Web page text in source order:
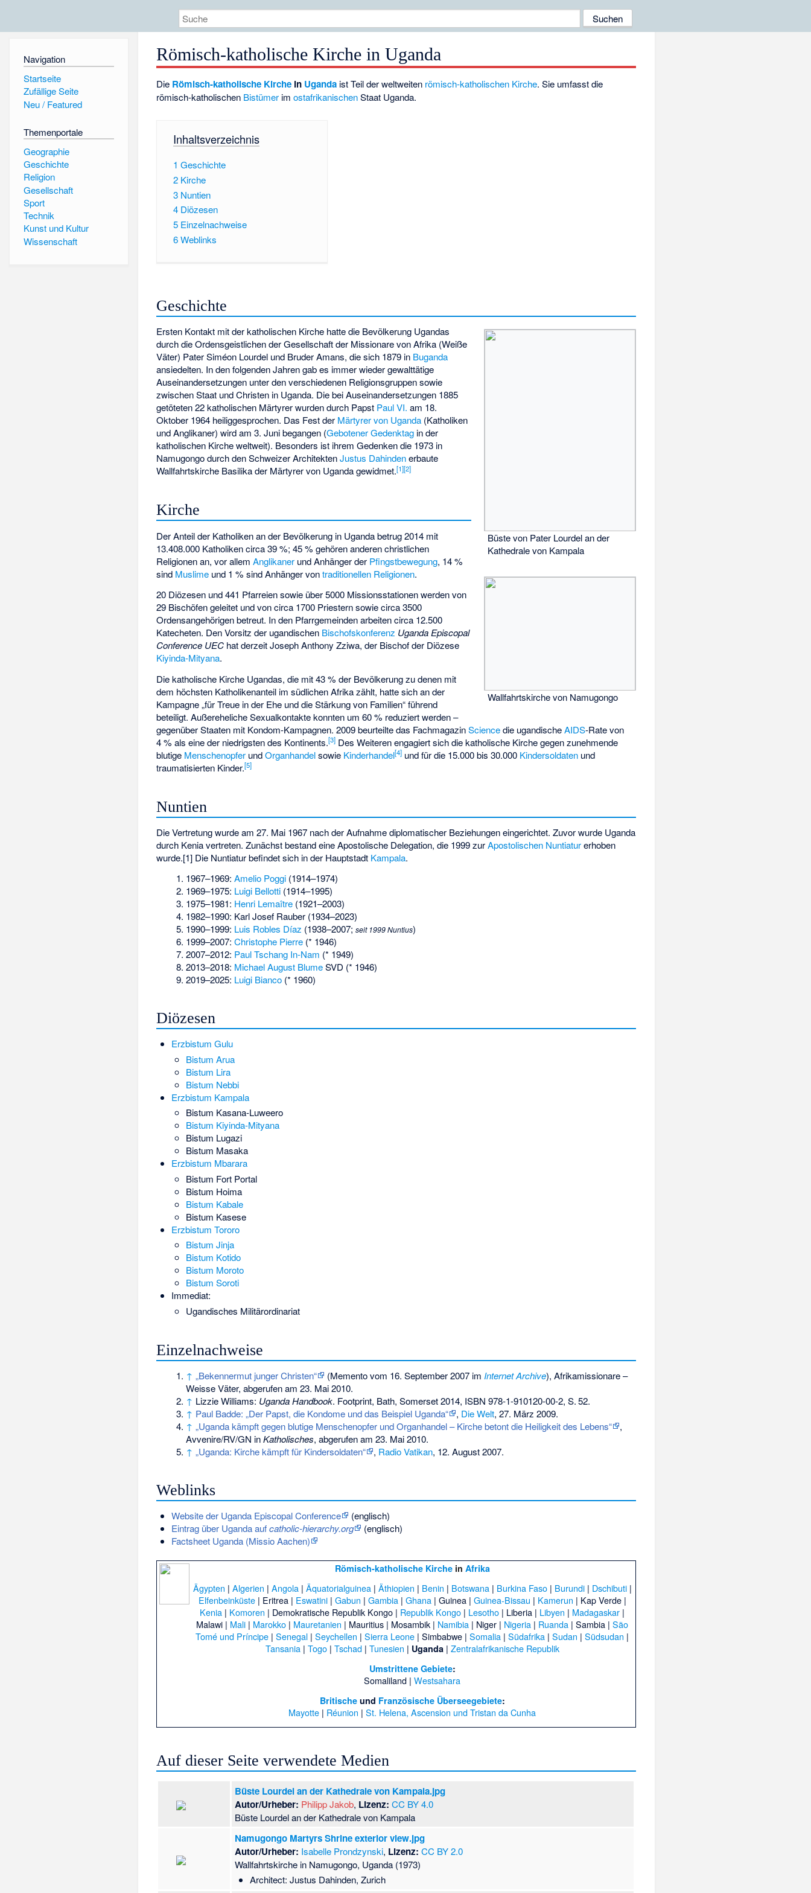
Navigation
Startseite
Zufällige Seite
Neu / Featured
Themenportale
Geographie
Geschichte
Religion
Gesellschaft
Sport
Technik
Kunst und Kultur
Wissenschaft
Römisch-katholische Kirche in Uganda
Die Römisch-katholische Kirche in Uganda ist Teil der weltweiten römisch-katholischen Kirche. Sie umfasst die
römisch-katholischen Bistümer imostafrikanischenStaat Uganda.
Inhaltsverzeichnis
1 Geschichte
2 Kirche
3 Nuntien
4 Diözesen
5 Einzelnachweise
6Weblinks
Geschichte
Büste von Pater Lourdel an der
Kathedrale von Kampala
Wallfahrtskirche von Namugongo
Ersten Kontakt mit der katholischen Kirche hatte die Bevölkerung Ugandas
durch die Ordensgeistlichen derGesellschaft der Missionare von Afrika (Weiße
Väter) Pater Siméon Lourdel und Bruder Amans, die sich 1879 in Buganda
ansiedelten. In den folgenden Jahren gab es immer wieder gewalttätige
Auseinandersetzungen unter den verschiedenen Religionsgruppen sowie
zwischen Staat und Christen in Uganda. Die bei Auseinandersetzungen 1885
getöteten 22 katholischen Märtyrer wurden durch Papst Paul VI. am 18.
Oktober 1964 heiliggesprochen. Das Fest der Märtyrer von Uganda (Katholiken
und Anglikaner) wird am 3. Juni begangen (Gebotener Gedenktag in der
katholischen Kirche weltweit). Besonders ist ihrem Gedenken die 1973 in
Namugongodurch den Schweizer ArchitektenJustus Dahindenerbaute
Wallfahrtskirche Basilika der Märtyrer von Ugandagewidmet.[1][2]
Kirche
Der Anteil der Katholiken an der Bevölkerung in Uganda betrug 2014 mit
13.408.000 Katholiken circa 39 %; 45 % gehören anderen christlichen
Religionen an, vor allemAnglikaner und Anhänger der Pfingstbewegung, 14 %
sind Muslime und 1 % sind Anhänger vontraditionellen Religionen.
20 Diözesen und 441 Pfarreien sowie über 5000 Missionsstationen werden von
29 Bischöfen geleitet und von circa 1700 Priestern sowie circa 3500
Ordensangehörigen betreut. In den Pfarrgemeinden arbeiten circa 12.500
Katecheten. Den Vorsitz der ugandischen Bischofskonferenz Uganda Episcopal
Conference UEC hat derzeitJoseph Anthony Zziwa, der Bischof der Diözese
Kiyinda-Mityana.
Die katholische Kirche Ugandas, die mit 43 % der Bevölkerung zu denen mit
dem höchsten Katholikenanteil im südlichen Afrika zählt, hatte sich an der
Kampagne „für Treue in der Ehe und die Stärkung von Familien“ führend
beteiligt. Außereheliche Sexualkontakte konnten um 60 % reduziert werden –
gegenüber Staaten mit Kondom-Kampagnen. 2009 beurteilte das FachmagazinSciencedie ugandischeAIDS-Rate von
4 % als eine der niedrigsten des Kontinents.[3] Des Weiteren engagiert sich die katholische Kirche gegen zunehmende
blutige Menschenopfer undOrganhandelsowie Kinderhandel[4] und für die 15.000 bis 30.000 Kindersoldaten und
traumatisierten Kinder.[5]
Nuntien
Die Vertretung wurde am 27. Mai 1967 nach der Aufnahme diplomatischer Beziehungen eingerichtet. Zuvor wurde Uganda
durch Kenia vertreten. Zunächst bestand eine Apostolische Delegation, die 1999 zurApostolischen Nuntiaturerhoben
wurde.[1] Die Nuntiatur befindet sich in der Hauptstadt Kampala.
1967–1969: Amelio Poggi (1914–1974)
1969–1975: Luigi Bellotti (1914–1995)
1975–1981: Henri Lemaître (1921–2003)
1982–1990: Karl Josef Rauber (1934–2023)
1990–1999: Luis Robles Díaz (1938–2007; seit 1999 Nuntius)
1999–2007: Christophe Pierre (* 1946)
2007–2012: Paul Tschang In-Nam (* 1949)
2013–2018: Michael August BlumeSVD (* 1946)
2019–2025: Luigi Bianco (* 1960)
Diözesen
Erzbistum Gulu
Bistum Arua
Bistum Lira
Bistum Nebbi
Erzbistum Kampala
Bistum Kasana-Luweero
Bistum Kiyinda-Mityana
Bistum Lugazi
Bistum Masaka
Erzbistum Mbarara
Bistum Fort Portal
Bistum Hoima
Bistum Kabale
Bistum Kasese
Erzbistum Tororo
Bistum Jinja
Bistum Kotido
Bistum Moroto
Bistum Soroti
Immediat:
Ugandisches Militärordinariat
Einzelnachweise
↑ „Bekennermut junger Christen“ (Mementovom 16. September 2007 im Internet Archive), Afrikamissionare –
Weisse Väter, abgerufen am 23. Mai 2010.
↑ Lizzie Williams: Uganda Handbook. Footprint, Bath, Somerset 2014, ISBN 978-1-910120-00-2, S.52.
↑ Paul Badde: „Der Papst, die Kondome und das Beispiel Uganda“ , Die Welt, 27. März 2009.
↑ „Uganda kämpft gegen blutige Menschenopfer und Organhandel – Kirche betont die Heiligkeit des Lebens“
,
Avvenire/RV/GN inKatholisches, abgerufen am 23. Mai 2010.
↑ „Uganda: Kirche kämpft für Kindersoldaten“ , Radio Vatikan, 12. August 2007.
Weblinks
Website der Uganda Episcopal Conference
(englisch)
Eintrag über Uganda aufcatholic-hierarchy.org
(englisch)
Factsheet Uganda (Missio Aachen)
Römisch-katholische Kirche inAfrika
Ägypten | Algerien | Angola| Äquatorialguinea| Äthiopien | Benin | Botswana| Burkina Faso| Burundi| Dschibuti|
Elfenbeinküste| Eritrea| Eswatini| Gabun | Gambia| Ghana| Guinea| Guinea-Bissau | Kamerun | Kap Verde|
Kenia | Komoren | Demokratische Republik Kongo | Republik Kongo | Lesotho | Liberia | Libyen | Madagaskar |
Malawi | Mali | Marokko | Mauretanien | Mauritius | Mosambik | Namibia | Niger | Nigeria | Ruanda |Sambia |São
Tomé und Príncipe |Senegal |Seychellen |Sierra Leone |Simbabwe |Somalia |Südafrika |Sudan |Südsudan |
Tansania| Togo| Tschad| Tunesien | Uganda| Zentralafrikanische Republik
Umstrittene Gebiete:
Somaliland |Westsahara
Britischeund Französische Überseegebiete:
Mayotte | Réunion |St. Helena, Ascension und Tristan da Cunha
Auf dieser Seite verwendete Medien
Büste Lourdel an der Kathedrale von Kampala.jpg
Autor/Urheber: Philipp Jakob, Lizenz: CC BY 4.0
Büste Lourdel an der Kathedrale von Kampala
Namugongo Martyrs Shrine exterior view.jpg
Autor/Urheber: Isabelle Prondzynski, Lizenz: CC BY 2.0
Wallfahrtskirche in Namugongo, Uganda (1973)
Architect: Justus Dahinden, Zurich